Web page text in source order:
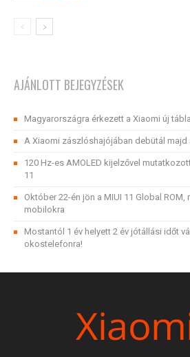
AJÁNLOTT BEJEGYZÉSEK
Magyarországra érkezett a Xiaomi új
A Xiaomi zászlóshajójában debütál majd
120 Hz-es AMOLED kijelzővel
11
Október 22-én jön a MIUI 11 Global ROM,
mobilokra
Mostantól 1 év helyett 2 év jótállási időt
okostelefonra!